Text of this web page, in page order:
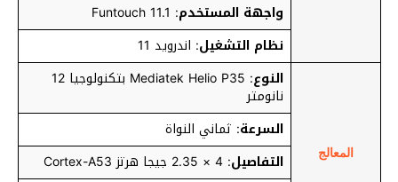
واجهة المستخدم: Funtouch 11.1
نظام التشغيل: اندرويد 11
المعالج
النوع : Mediatek Helio P35 بتكنولوجيا 12
نانومتر
السرعة: ثماني النواة
التفاصيل: 4 × 2.35 جيجا هرتز Cortex-A53